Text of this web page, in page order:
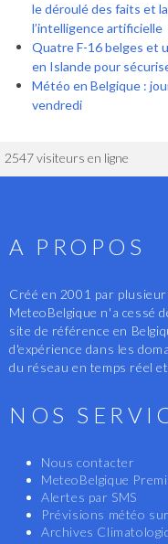
le déroulé des faits et
l’intelligence artificielle
Quatre F-16 belges et
en Islande pour
Météo en Belgique :
vendredi
2547 visiteurs en ligne
A PROPOS
Créé en 2001 par
MeteoBelgique n'a cessé
site de référence en
d'expérience dans les
du réseau en temps réel
NOS
Nous contacter
MeteoBelgique
Alertes par SMS
Prévisions météo
Archives